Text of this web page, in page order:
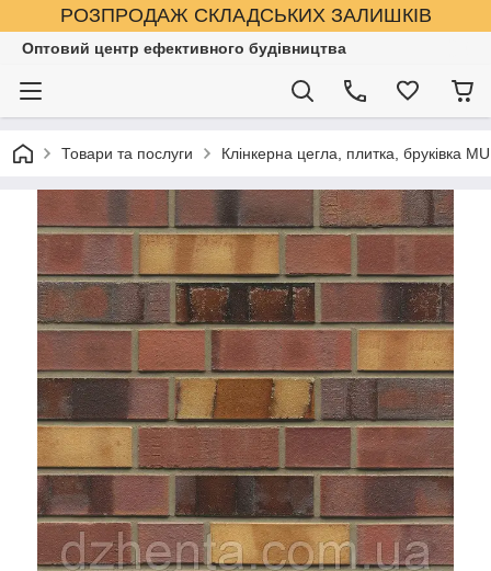
РОЗПРОДАЖ СКЛАДСЬКИХ ЗАЛИШКІВ
Оптовий центр ефективного будівництва
Товари та послуги Клінкерна цегла, плитка, бруківка